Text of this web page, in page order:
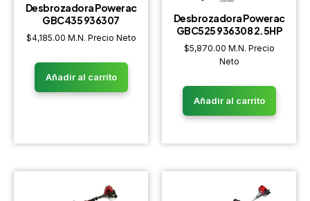
Desbrozadora Powerac
GBC435 936307
$4,185.00 M.N. Precio Neto
Añadir al carrito
Desbrozadora Powerac
GBC525 936308 2.5HP
$5,870.00 M.N. Precio
Neto
Añadir al carrito